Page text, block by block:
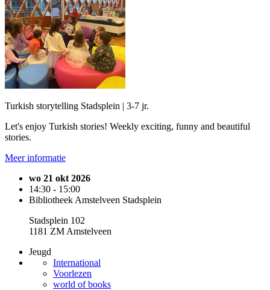
Turkish storytelling Stadsplein | 3-7 jr.
Let's enjoy Turkish stories! Weekly exciting, funny and beautiful
stories.
Meer informatie
wo 21 okt 2026
14:30 - 15:00
Bibliotheek Amstelveen Stadsplein
Stadsplein 102
1181 ZM Amstelveen
Jeugd
International
Voorlezen
world of books